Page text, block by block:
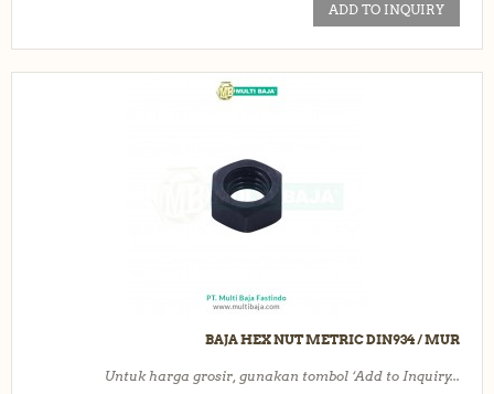
ADD TO INQUIRY
BAJA HEX NUT METRIC DIN934 / MUR
Untuk harga grosir, gunakan tombol ‘Add to Inquiry...